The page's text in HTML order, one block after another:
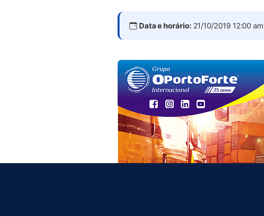
Data e horário:21/10/2019 12:00 am